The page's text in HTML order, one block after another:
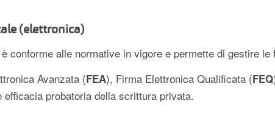
(elettronica)
conforme alle normative in vigore e permette di gestire
Avanzata (FEA), Firma Elettronica Qualificata (FEQ
probatoria della scrittura privata.